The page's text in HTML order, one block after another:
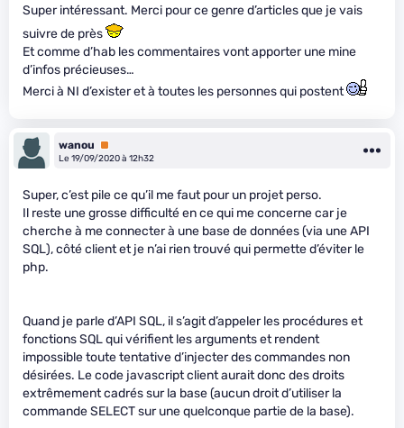
Super intéressant. Merci pour ce genre d’articles que je vais
suivre de près
Et comme d’hab les commentaires vont apporter une mine
d’infos précieuses…
Merci à NI d’exister et à toutes les personnes qui postent
wanou
Premium
Le 19/09/2020 à 12h32
Super, c’est pile ce qu’il me faut pour un projet perso.
Il reste une grosse difficulté en ce qui me concerne car je
cherche à me connecter à une base de données (via une API
SQL), côté client et je n’ai rien trouvé qui permette d’éviter le
php.
Quand je parle d’API SQL, il s’agit d’appeler les procédures et
fonctions SQL qui vérifient les arguments et rendent
impossible toute tentative d’injecter des commandes non
désirées. Le code javascript client aurait donc des droits
extrêmement cadrés sur la base (aucun droit d’utiliser la
commande SELECT sur une quelconque partie de la base).